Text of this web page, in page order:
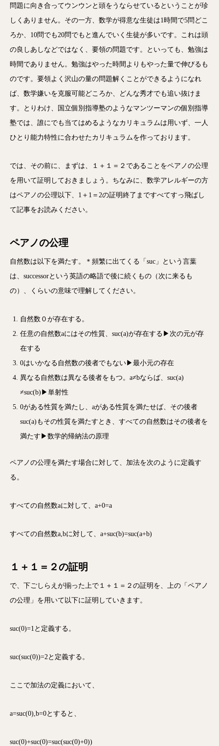
問題に向き合ってウンウンと頭をうならせているということが珍
しくありません。その一方、数学が得意な生徒は1時間で5問どこ
ろか、10問でも20問でもと進んでいく生徒が多いです。これは頭
の良しあしなどではなく、要領の問題です。といっても、勉強は
時間でありません。勉強はやった時間よりもやった量で伸びるも
のです。要領よく沢山の量の問題解くことができるようになれ
ば、数学嫌いを克服可能どころか、どんな秀才でも追い抜けま
す。とりわけ、国立個別指導塾のようなマンツーマンの個別指導
塾では、誰にでも当てはめるようなカリキュラムは用いず、一人
ひとり能力特性に合わせたカリキュラムを作っております。
では、その前に、まずは、１＋１＝２であることをペアノの公理
を用いて証明しておきましょう。ちなみに、数学アレルギーの方
はペアノの公理以下、1＋1＝2の証明終了まですべてすっ飛ばし
て記事をお読みください。
ペアノの公理
自然数は以下を満たす。＊頻繁に出てくる「suc」という言葉
は、successorという英語の略語で後に続くもの（次に来るも
の）、くらいの意味で理解してください。
自然数０が存在する。
任意の自然数aにはその性質、suc(a)が存在する▶次の元が存
在する
0はいかなる自然数の後者でもない▶最小元の存在
異なる自然数は異なる後者をもつ。a≠bならば、suc(a)
≠suc(b)▶単射性
0がある性質を満たし、aがある性質を満たせば、その後者
suc(a)もその性質を満たすとき、すべての自然数はその後者を
満たす▶数学的帰納法の原理
ペアノの公理を満たす場合に対して、加法を次のように定義す
る。
すべての自然数aに対して、a+0=a
すべての自然数a,bに対して、a+suc(b)=suc(a+b)
１＋１＝２の証明
で、下ごしらえが揃った上で１＋１＝２の証明を、上の「 ペアノ
の公理」を用いて以下に証明していきます。
suc(0)=1と定義する。
suc(suc(0))=2と定義する。
ここで加法の定義において、
a=suc(0),b=0とすると、
suc(0)+suc(0)=suc(suc(0)+0))